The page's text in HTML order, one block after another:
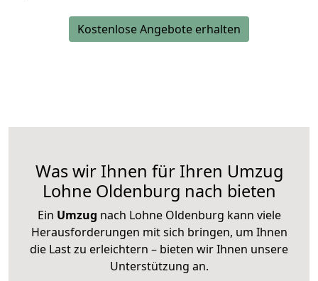
Kostenlose Angebote erhalten
Was wir Ihnen für Ihren Umzug
Lohne Oldenburg nach bieten
Ein Umzug nach Lohne Oldenburg kann viele
Herausforderungen mit sich bringen, um Ihnen
die Last zu erleichtern – bieten wir Ihnen unsere
Unterstützung an.